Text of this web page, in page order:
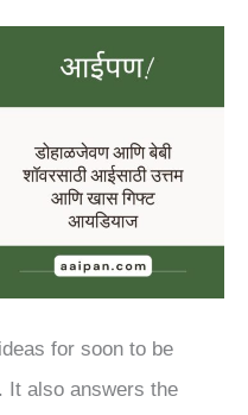
for soon to be
It also answers the